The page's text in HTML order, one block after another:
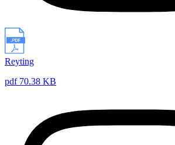
Reyting
pdf 70.38 KB